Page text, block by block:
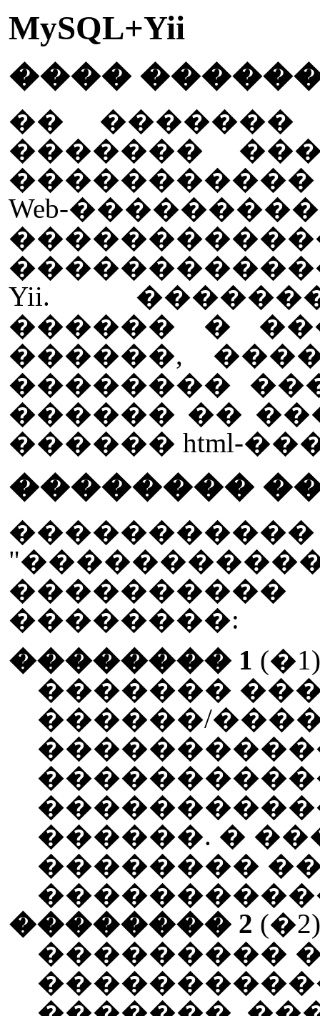
MySQL+Yii
����
�� �������
�������
Web-
Yii.
������ �
������,
��������
������ ��
������ html-
��������
��������:
�������� 1 (�1)
�������
������/
������. �
��������
�������� 2 (�2)
���������